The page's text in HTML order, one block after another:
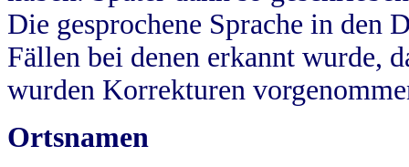
Die gesprochene Sprache in
Fällen bei denen erkannt wurde,
wurden Korrekturen
Ortsnamen